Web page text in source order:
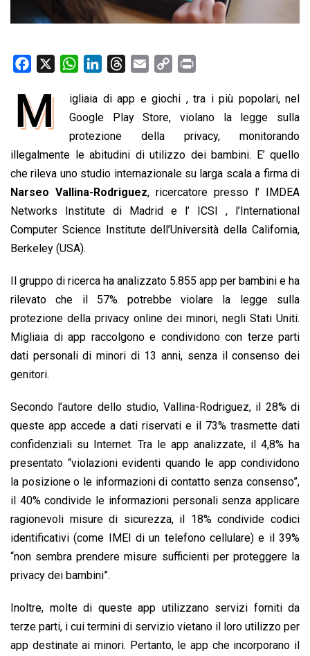
e
o
o
k
W
a
t
s
A
p
p
n
k
e
d
I
n
r
e
d
s
a
i
l
p
i
n
k
i
n
t
M
igliaia di app e giochi , tra i più popolari, nel
Google Play Store, violano la legge sulla
protezione della privacy, monitorando
illegalmente le abitudini di utilizzo dei bambini. E’ quello
che rileva uno studio internazionale su larga scala a firma di
Narseo Vallina-Rodriguez, ricercatore presso l’ IMDEA
Networks Institute di Madrid e l’ ICSI , l’International
Computer Science Institute dell’Università della California,
Berkeley (USA).
Il gruppo di ricerca ha analizzato 5.855 app per bambini e ha
rilevato che il 57% potrebbe violare la legge sulla
protezione della privacy online dei minori, negli Stati Uniti.
Migliaia di app raccolgono e condividono con terze parti
dati personali di minori di 13 anni, senza il consenso dei
genitori.
Secondo l’autore dello studio, Vallina-Rodriguez, il 28% di
queste app accede a dati riservati e il 73% trasmette dati
confidenziali su Internet. Tra le app analizzate, il 4,8% ha
presentato “violazioni evidenti quando le app condividono
la posizione o le informazioni di contatto senza consenso”,
il 40% condivide le informazioni personali senza applicare
ragionevoli misure di sicurezza, il 18% condivide codici
identificativi (come IMEI di un telefono cellulare) e il 39%
“non sembra prendere misure sufficienti per proteggere la
privacy dei bambini”.
Inoltre, molte di queste app utilizzano servizi forniti da
terze parti, i cui termini di servizio vietano il loro utilizzo per
app destinate ai minori. Pertanto, le app che incorporano il